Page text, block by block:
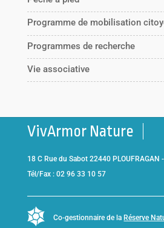
Programme de mobilisation
Programmes de recherche
Vie associative
VivArmor Nature
18 C Rue du Sabot 22440 PLOUFRAGAN -
Tél/Fax : 02 96 33 10 57
Co-gestionnaire de la Réserve